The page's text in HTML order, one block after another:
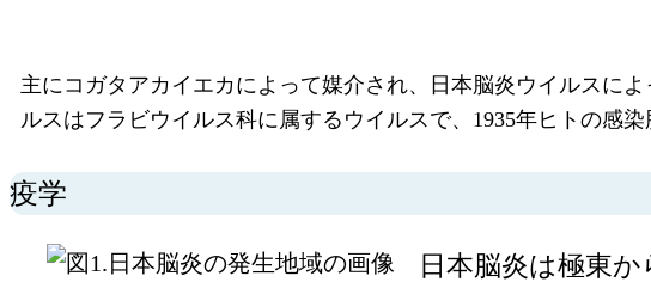
主にコガタアカイエカによって媒介され、日本脳炎ウイルスに
ルスはフラビウイルス科に属するウイルスで、1935年ヒトの感染
疫学
日本脳炎は極東